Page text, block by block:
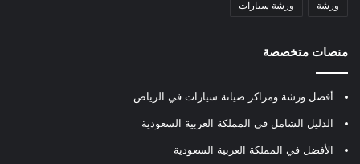
ورشة ورشة سيارات
منصات متخصصة
أفضل ورشة ومراكز صيانة سيارات في الرياض
الدليل الشامل في المملكة العربية السعودية
الأفضل في المملكة العربية السعودية